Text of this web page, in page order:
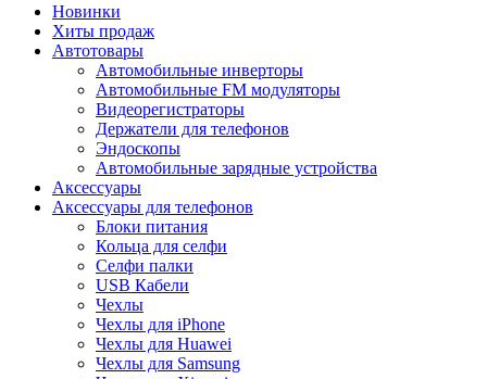
Новинки
Хиты продаж
Автотовары
Автомобильные инверторы
Автомобильные FM модуляторы
Видеорегистраторы
Держатели для телефонов
Эндоскопы
Автомобильные зарядные устройства
Аксессуары
Аксессуары для телефонов
Блоки питания
Кольца для селфи
Селфи палки
USB Кабели
Чехлы
Чехлы для iPhone
Чехлы для Huawei
Чехлы для Samsung